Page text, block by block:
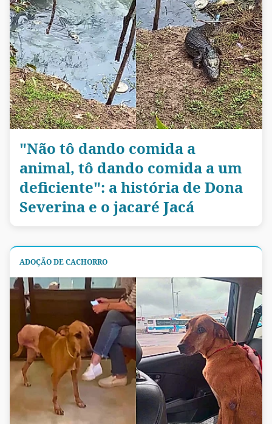
"Não tô dando comida a
animal, tô dando comida a um
deficiente": a história de Dona
Severina e o jacaré Jacá
ADOÇÃO DE CACHORRO